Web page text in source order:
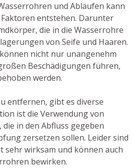
und Abläufen kann
entstehen. Darunter
die in die Wasserrohre
von Seife und Haaren.
nicht nur unangenehm
Beschädigungen führen,
werden.
entfernen, gibt es diverse
ist die Verwendung von
in den Abfluss gegeben
zersetzen sollen. Leider sind
sehr wirksam und können auch
bewirken.